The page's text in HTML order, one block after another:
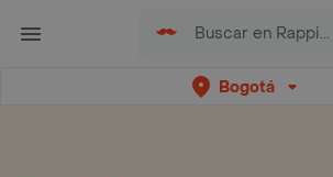
Bogotá